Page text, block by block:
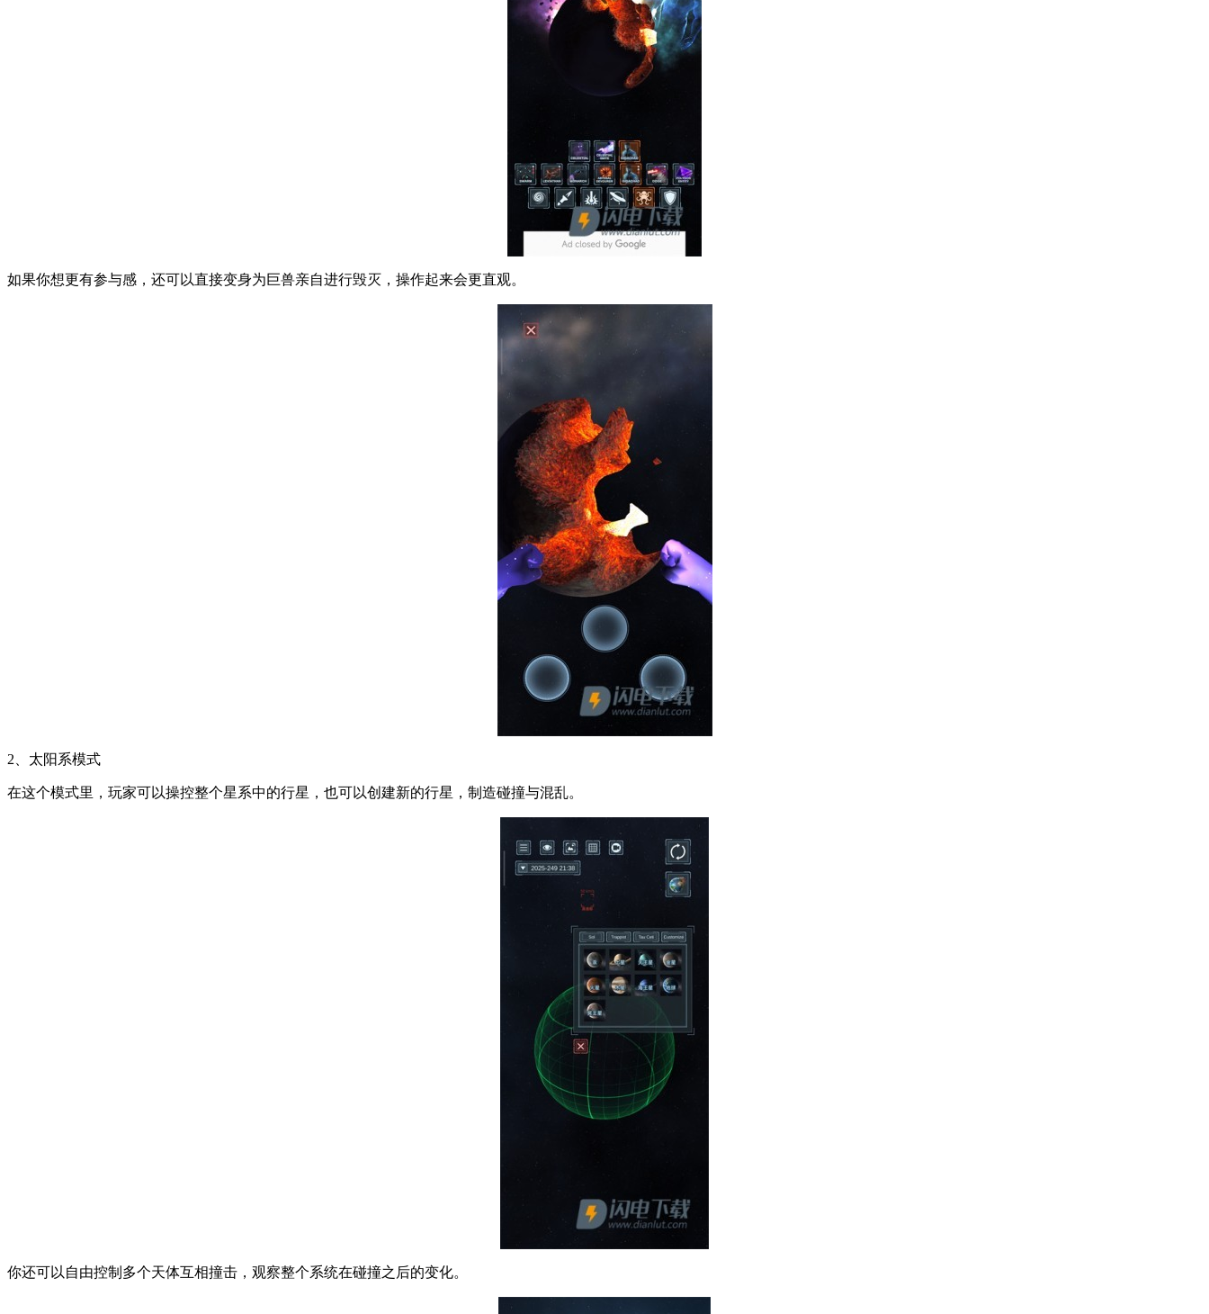
如果你想更有参与感，还可以直接变身为巨兽亲自进行毁灭，操作起来会更直观。
2、太阳系模式
在这个模式里，玩家可以操控整个星系中的行星，也可以创建新的行星，制造碰撞与混乱。
你还可以自由控制多个天体互相撞击，观察整个系统在碰撞之后的变化。